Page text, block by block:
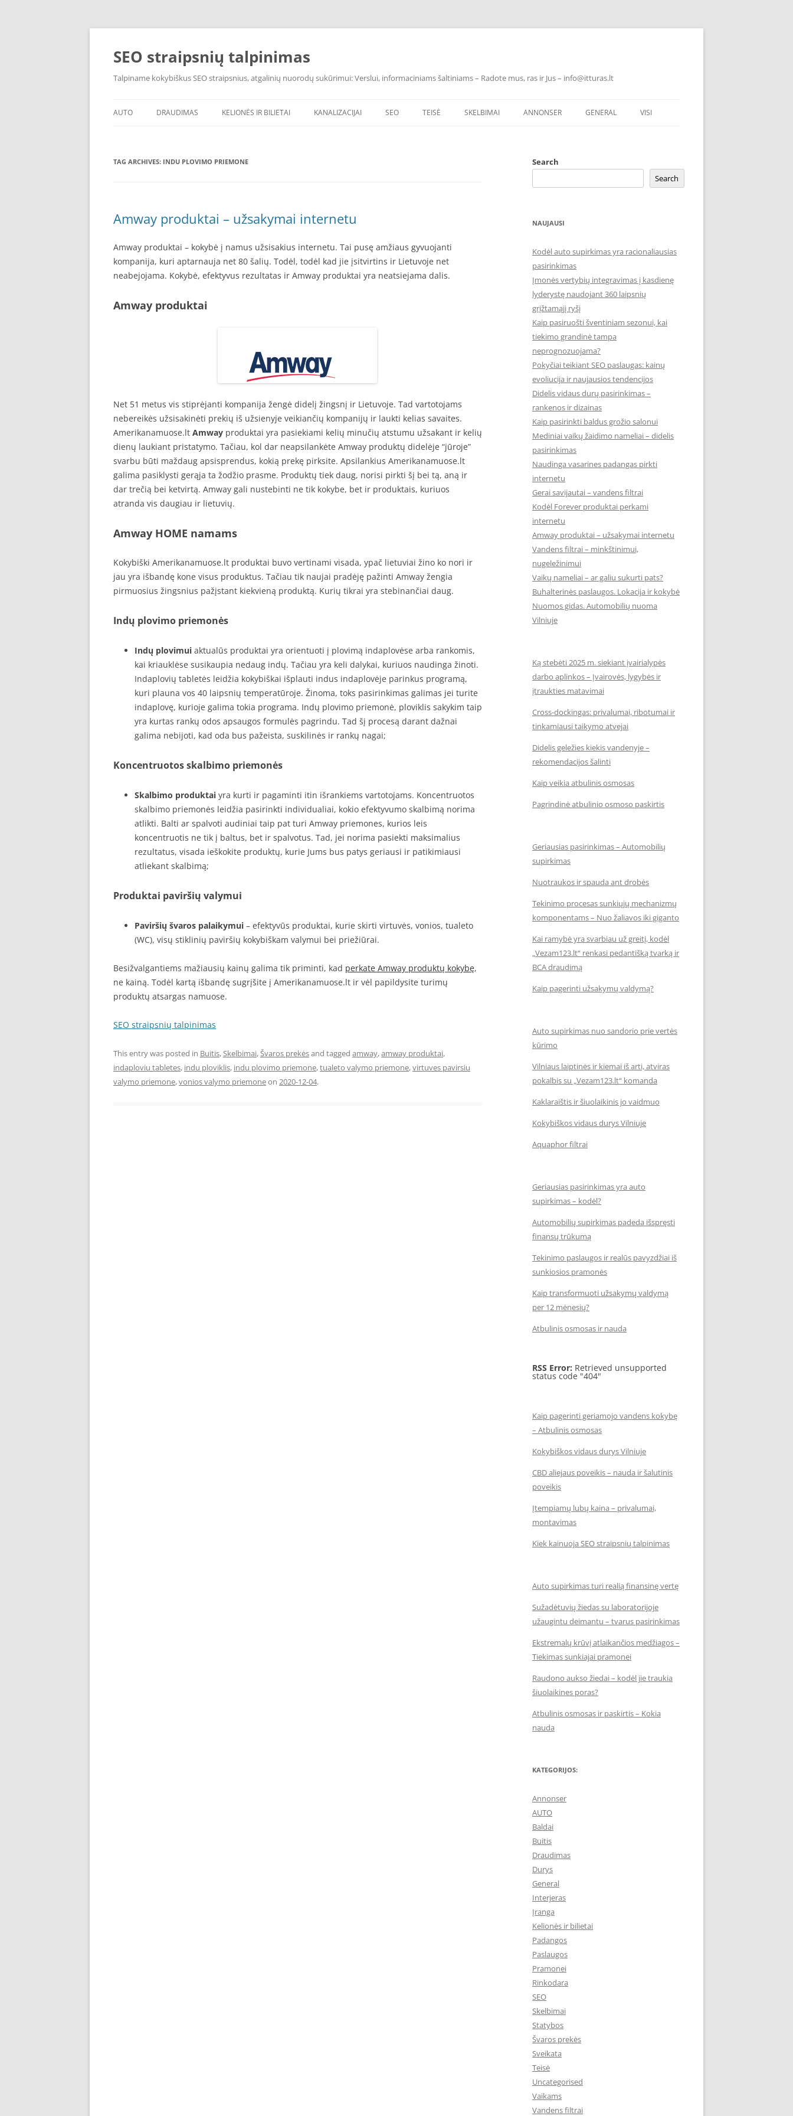
Skip
SEO straipsnių talpinimas
Talpiname kokybiškus SEO straipsnius, atgalinių nuorodų sukūrimui: Verslui, informaciniams šaltiniams – Radote mus, ras ir Jus – info@itturas.lt
AUTO DRAUDIMAS KELIONĖS IR BILIETAI KANALIZACIJAI SEO TEISĖ SKELBIMAI ANNONSER GENERAL VISI
TAG ARCHIVES: INDU PLOVIMO PRIEMONE
Amway produktai – užsakymai internetu
Amway produktai – kokybė į namus užsisakius internetu. Tai pusę amžiaus gyvuojanti
kompanija, kuri aptarnauja net 80 šalių. Todėl, todėl kad jie įsitvirtins ir Lietuvoje net
neabejojama. Kokybė, efektyvus rezultatas ir Amway produktai yra neatsiejama dalis.
Amway produktai
Net 51 metus vis stiprėjanti kompanija žengė didelį žingsnį ir Lietuvoje. Tad vartotojams
nebereikės užsisakinėti prekių iš užsienyje veikiančių kompanijų ir laukti kelias savaites.
Amerikanamuose.lt Amway produktai yra pasiekiami kelių minučių atstumu užsakant ir kelių
dienų laukiant pristatymo. Tačiau, kol dar neapsilankėte Amway produktų didelėje “jūroje”
svarbu būti maždaug apsisprendus, kokią prekę pirksite. Apsilankius Amerikanamuose.lt
galima pasiklysti gerąja ta žodžio prasme. Produktų tiek daug, norisi pirkti šį bei tą, aną ir
dar trečią bei ketvirtą. Amway gali nustebinti ne tik kokybe, bet ir produktais, kuriuos
atranda vis daugiau ir lietuvių.
Amway HOME namams
Kokybiški Amerikanamuose.lt produktai buvo vertinami visada, ypač lietuviai žino ko nori ir
jau yra išbandę kone visus produktus. Tačiau tik naujai pradėję pažinti Amway žengia
pirmuosius žingsnius pažįstant kiekvieną produktą. Kurių tikrai yra stebinančiai daug.
Indų plovimo priemonės
Indų plovimui aktualūs produktai yra orientuoti į plovimą indaplovėse arba rankomis,
kai kriauklėse susikaupia nedaug indų. Tačiau yra keli dalykai, kuriuos naudinga žinoti.
Indaplovių tabletės leidžia kokybiškai išplauti indus indaplovėje parinkus programą,
kuri plauna vos 40 laipsnių temperatūroje. Žinoma, toks pasirinkimas galimas jei turite
indaplovę, kurioje galima tokia programa. Indų plovimo priemonė, ploviklis sakykim taip
yra kurtas rankų odos apsaugos formulės pagrindu. Tad šį procesą darant dažnai
galima nebijoti, kad oda bus pažeista, suskilinės ir rankų nagai;
Koncentruotos skalbimo priemonės
Skalbimo produktai yra kurti ir pagaminti itin išrankiems vartotojams. Koncentruotos
skalbimo priemonės leidžia pasirinkti individualiai, kokio efektyvumo skalbimą norima
atlikti. Balti ar spalvoti audiniai taip pat turi Amway priemones, kurios leis
koncentruotis ne tik į baltus, bet ir spalvotus. Tad, jei norima pasiekti maksimalius
rezultatus, visada ieškokite produktų, kurie Jums bus patys geriausi ir patikimiausi
atliekant skalbimą;
Produktai paviršių valymui
Paviršių švaros palaikymui – efektyvūs produktai, kurie skirti virtuvės, vonios, tualeto
(WC), visų stiklinių paviršių kokybiškam valymui bei priežiūrai.
Besižvalgantiems mažiausių kainų galima tik priminti, kad perkate Amway produktų kokybę,
ne kainą. Todėl kartą išbandę sugrįšite į Amerikanamuose.lt ir vėl papildysite turimų
produktų atsargas namuose.
SEO straipsnių talpinimas
This entry was posted in Buitis,Skelbimai,Švaros prekėsand tagged amway,amway produktai,
indaploviu tabletes, indu ploviklis, indu plovimo priemone,tualeto valymo priemone,virtuves pavirsiu
valymo priemone,vonios valymo priemoneon 2020-12-04.
Search
Search
NAUJAUSI
Kodėl auto supirkimas yra racionaliausias
pasirinkimas
Įmonės vertybių integravimas į kasdienę
lyderystę naudojant 360 laipsnių
grįžtamąjį ryšį
Kaip pasiruošti šventiniam sezonui, kai
tiekimo grandinė tampa
neprognozuojama?
Pokyčiai teikiant SEO paslaugas: kainų
evoliucija ir naujausios tendencijos
Didelis vidaus durų pasirinkimas –
rankenos ir dizainas
Kaip pasirinkti baldus grožio salonui
Mediniai vaikų žaidimo nameliai – didelis
pasirinkimas
Naudinga vasarines padangas pirkti
internetu
Gerai savijautai – vandens filtrai
Kodėl Forever produktai perkami
internetu
Amway produktai – užsakymai internetu
Vandens filtrai – minkštinimui,
nugeležinimui
Vaikų nameliai – ar galiu sukurti pats?
Buhalterinės paslaugos. Lokacija ir kokybė
Nuomos gidas. Automobilių nuoma
Vilniuje
Ką stebėti 2025 m. siekiant įvairialypės
darbo aplinkos – Įvairovės, lygybės ir
įtraukties matavimai
Cross-dockingas: privalumai, ribotumai ir
tinkamiausi taikymo atvejai
Didelis geležies kiekis vandenyje –
rekomendacijos šalinti
Kaip veikia atbulinis osmosas
Pagrindinė atbulinio osmoso paskirtis
Geriausias pasirinkimas – Automobilių
supirkimas
Nuotraukos ir spauda ant drobės
Tekinimo procesas sunkiųjų mechanizmų
komponentams – Nuo žaliavos iki giganto
Kai ramybė yra svarbiau už greitį, kodėl
„Vezam123.lt“ renkasi pedantišką tvarką ir
BCA draudimą
Kaip pagerinti užsakymų valdymą?
Auto supirkimas nuo sandorio prie vertės
kūrimo
Vilniaus laiptinės ir kiemai iš arti, atviras
pokalbis su „Vezam123.lt“ komanda
Kaklaraištis ir šiuolaikinis jo vaidmuo
Kokybiškos vidaus durys Vilniuje
Aquaphor filtrai
Geriausias pasirinkimas yra auto
supirkimas – kodėl?
Automobilių supirkimas padeda išspręsti
finansų trūkumą
Tekinimo paslaugos ir realūs pavyzdžiai iš
sunkiosios pramonės
Kaip transformuoti užsakymų valdymą
per 12 mėnesių?
Atbulinis osmosas ir nauda
RSS Error: Retrieved unsupported
status code "404"
Kaip pagerinti geriamojo vandens kokybę
– Atbulinis osmosas
Kokybiškos vidaus durys Vilniuje
CBD aliejaus poveikis – nauda ir šalutinis
poveikis
Įtempiamų lubų kaina – privalumai,
montavimas
Kiek kainuoja SEO straipsnių talpinimas
Auto supirkimas turi realią finansinę vertę
Sužadėtuvių žiedas su laboratorijoje
užaugintu deimantu – tvarus pasirinkimas
Ekstremalų krūvį atlaikančios medžiagos –
Tiekimas sunkiajai pramonei
Raudono aukso žiedai – kodėl jie traukia
šiuolaikines poras?
Atbulinis osmosas ir paskirtis – Kokia
nauda
KATEGORIJOS:
Annonser
AUTO
Baldai
Buitis
Draudimas
Durys
General
Interjeras
Įranga
Kelionės ir bilietai
Padangos
Paslaugos
Pramonei
Rinkodara
SEO
Skelbimai
Statybos
Švaros prekės
Sveikata
Teisė
Uncategorised
Vaikams
Vandens filtrai